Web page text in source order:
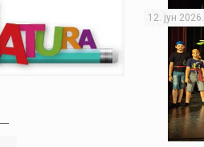
12. јун 2026.